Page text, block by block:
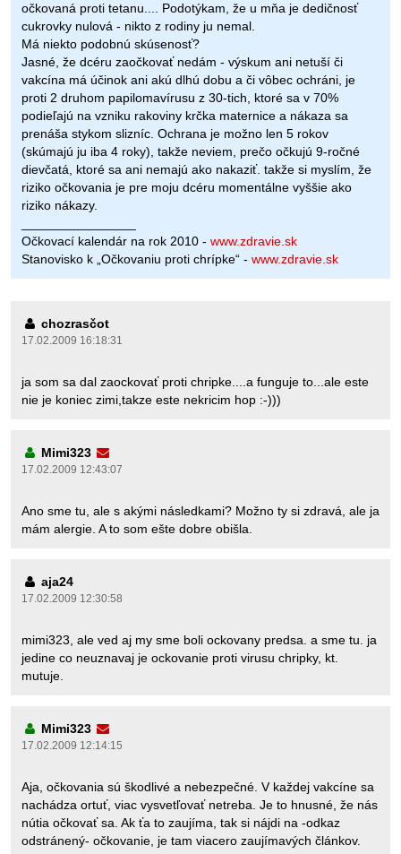
očkovaná proti tetanu.... Podotýkam, že u mňa je dedičnosť
cukrovky nulová - nikto z rodiny ju nemal.
Má niekto podobnú skúsenosť?
Jasné, že dcéru zaočkovať nedám - výskum ani netuší či
vakcína má účinok ani akú dlhú dobu a či vôbec ochráni, je
proti 2 druhom papilomavírusu z 30-tich, ktoré sa v 70%
podieľajú na vzniku rakoviny krčka maternice a nákaza sa
prenáša stykom slizníc. Ochrana je možno len 5 rokov
(skúmajú ju iba 4 roky), takže neviem, prečo očkujú 9-ročné
dievčatá, ktoré sa ani nemajú ako nakaziť. takže si myslím, že
riziko očkovania je pre moju dcéru momentálne vyššie ako
riziko nákazy.
Očkovací kalendár na rok 2010 - www.zdravie.sk
Stanovisko k „Očkovaniu proti chrípke“ - www.zdravie.sk
chozrasčot
17.02.2009 16:18:31
ja som sa dal zaockovať proti chripke....a funguje to...ale este
nie je koniec zimi,takze este nekricim hop :-)))
Mimi323
17.02.2009 12:43:07
Ano sme tu, ale s akými následkami? Možno ty si zdravá, ale ja
mám alergie. A to som ešte dobre obišla.
aja24
17.02.2009 12:30:58
mimi323, ale ved aj my sme boli ockovany predsa. a sme tu. ja
jedine co neuznavaj je ockovanie proti virusu chripky, kt.
mutuje.
Mimi323
17.02.2009 12:14:15
Aja, očkovania sú škodlivé a nebezpečné. V každej vakcíne sa
nachádza ortuť, viac vysvetľovať netreba. Je to hnusné, že nás
nútia očkovať sa. Ak ťa to zaujíma, tak si nájdi na -odkaz
odstránený- očkovanie, je tam viacero zaujímavých článkov.